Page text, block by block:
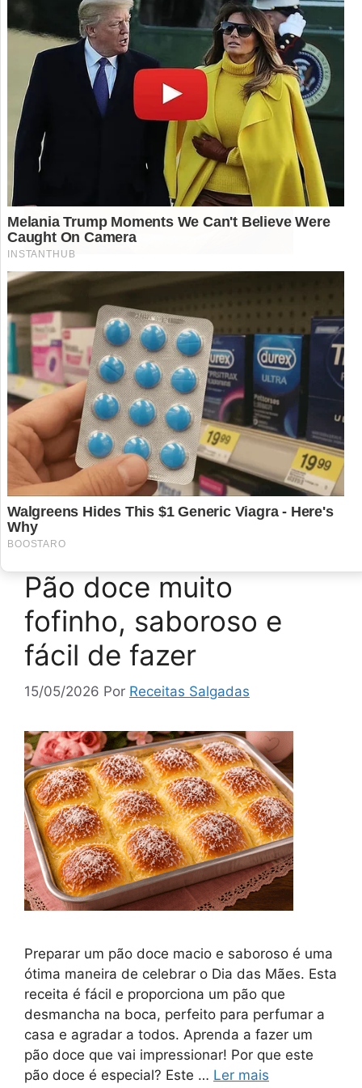
15/05/2026 PorReceitas Salgadas
Se você está procurando uma receita de pão
que derreta na boca e traga sorrisos à mesa, o
pão de leite Ninho é a escolha perfeita. Com
uma textura macia e um sabor inconfundível,
esse pão é ideal para o café da manhã ou
lanche da tarde. Aprenda como preparar essa
maravilha com nosso passo …Ler mais
Categorias
Pães
Deixe um comentário
Pão doce muito
fofinho, saboroso e
fácil de fazer
15/05/2026 Por Receitas Salgadas
Preparar um pão doce macio e saboroso é uma
ótima maneira de celebrar o Dia das Mães. Esta
receita é fácil e proporciona um pão que
desmancha na boca, perfeito para perfumar a
casa e agradar a todos. Aprenda a fazer um
pão doce que vai impressionar! Por que este
pão doce é especial? Este … Ler mais